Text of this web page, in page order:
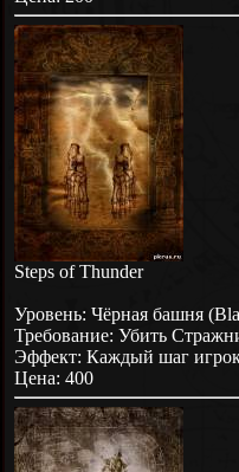
Steps of Thunder
Уровень: Чёрная башня
Требование: Убить
Эффект: Каждый шаг
Цена: 400